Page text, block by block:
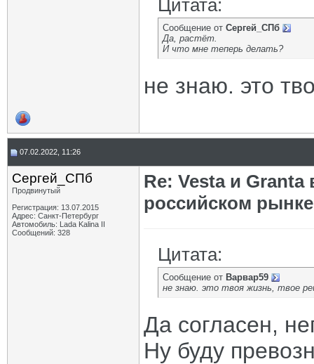
Цитата:
Сообщение от Сергей_СПб
Да, растёт.
И что мне теперь делать?
не знаю. это
07.02.2022, 11:26
Сергей_СПб
Продвинутый
Регистрация: 13.07.2015
Адрес: Санкт-Петербург
Автомобиль: Lada Kalina II
Сообщений: 328
Re: Vesta и
российском рынке
Цитата:
Сообщение от Варвар59
не знаю. это твоя жизнь, твое
Да согласен,
Ну буду